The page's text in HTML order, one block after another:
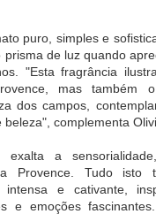
puro, simples e
de luz quando
"Esta fragrância
mas
dos campos,
complementa
exalta a
Provence. Tudo isto
intensa e cativante,
e emoções